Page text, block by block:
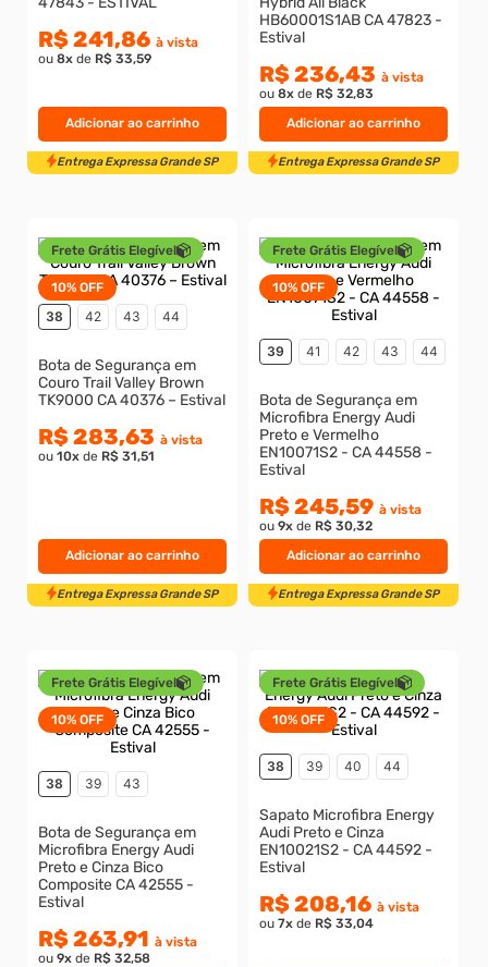
Entrega Expressa Grande SP Entrega Expressa Grande SP
Adicionar ao carrinho
R$ 241,86 à vista
ou 8x de R$ 33,59
Adicionar ao carrinho
HB60001S1AB CA 47823 -
Estival
R$ 236,43 à vista
ou 8x de R$ 32,83
Entrega Expressa Grande SP
Frete Grátis Elegível
10% OFF
Adicionar ao carrinho
38 42 43 44
Bota de Segurança em
Couro Trail Valley Brown
TK9000 CA 40376 – Estival
R$ 283,63 à vista
ou 10x de R$ 31,51
Frete Grátis Elegível
10% OFF
Adicionar ao carrinho
39 41 42 43 44
Bota de Segurança em
Microfibra Energy Audi
Preto e Vermelho
EN10071S2 - CA 44558 -
Estival
R$ 245,59 à vista
ou 9x de R$ 30,32
Frete Grátis Elegível
10% OFF
38 39 43
Bota de Segurança em
Microfibra Energy Audi
Preto e Cinza Bico
Composite CA 42555 -
Estival
R$ 263,91 à vista
ou 9x de R$ 32,58
Frete Grátis Elegível
10% OFF
38 39 40 44
Sapato Microfibra Energy
Audi Preto e Cinza
EN10021S2 - CA 44592 -
Estival
R$ 208,16 à vista
ou 7x de R$ 33,04